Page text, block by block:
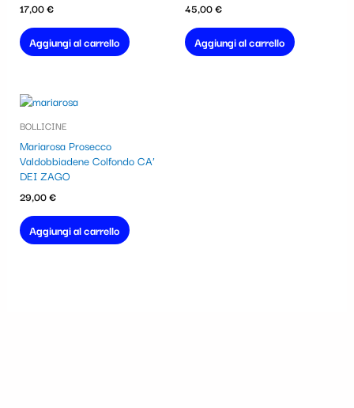
17,00€
Aggiungi al carrello
45,00€
Aggiungi al carrello
BOLLICINE
Mariarosa Prosecco
Valdobbiadene Colfondo CA’
DEI ZAGO
29,00€
Aggiungi al carrello